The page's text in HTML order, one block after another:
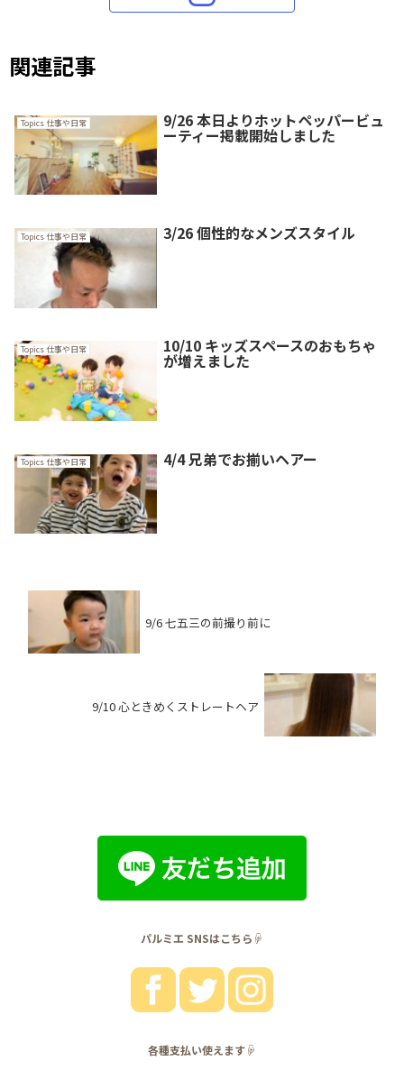
関連記事
Topics 仕事や日常 9/26 本日よりホットペッパービュ
ーティー掲載開始しました
Topics 仕事や日常 3/26 個性的なメンズスタイル
Topics 仕事や日常 10/10 キッズスペースのおもちゃ
が増えました
Topics 仕事や日常 4/4 兄弟でお揃いヘアー
9/6 七五三の前撮り前に
9/10 心ときめくストレートヘア
パルミエ SNSはこちら☟
各種支払い使えます☟